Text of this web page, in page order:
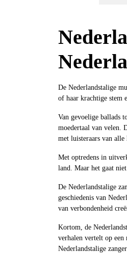
De Nederlandstalige
of haar krachtige stem
Van gevoelige ballads
moedertaal van velen.
met luisteraars van
Met optredens in
land. Maar het gaat
De Nederlandstalige
geschiedenis van
van verbondenheid
Kortom, de
verhalen vertelt op
Nederlandstalige